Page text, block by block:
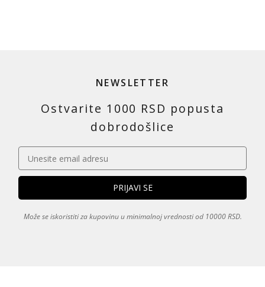
NEWSLETTER
Ostvarite 1000 RSD popusta
dobrodošlice
Može se iskoristiti za kupovinu u minimalnoj vrednosti od 10000 RSD.